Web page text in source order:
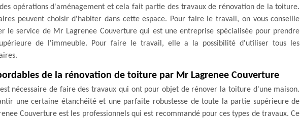
opérations d'aménagement et cela fait partie des travaux de rénovation de la toiture.
peuvent choisir d'habiter dans cette espace. Pour faire le travail, on vous conseille
le service de Mr Lagrenee Couverture qui est une entreprise spécialisée pour prendre
de l'immeuble. Pour faire le travail, elle a la possibilité d'utiliser tous les
de la rénovation de toiture par Mr Lagrenee Couverture
nécessaire de faire des travaux qui ont pour objet de rénover la toiture d'une maison.
une certaine étanchéité et une parfaite robustesse de toute la partie supérieure de
Couverture est les professionnels qui est recommandé pour ces types de travaux. Ce